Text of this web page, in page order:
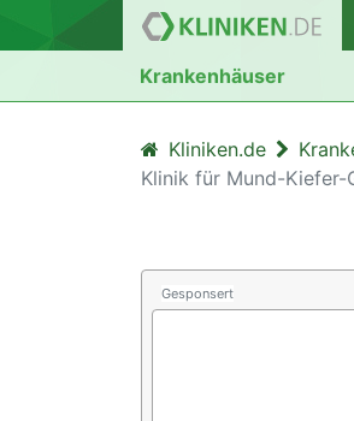
Krankenhäuser
Kliniken.de
Klinik für Mund-Kiefer-
Gesponsert